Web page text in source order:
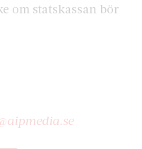
om statskassan bör